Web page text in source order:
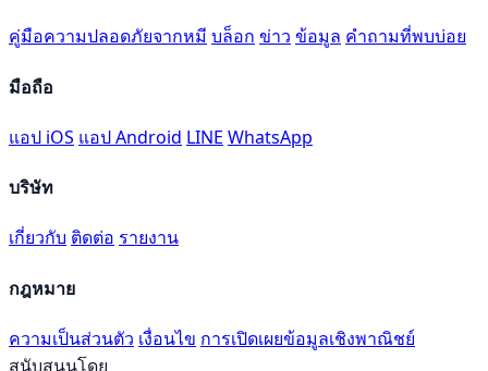
คู่มือความปลอดภัยจากหมี บล็อก ข่าว ข้อมูล คำถามที่พบบ่อย
มือถือ
แอป iOS แอป Android LINE WhatsApp
บริษัท
เกี่ยวกับ ติดต่อ รายงาน
กฎหมาย
ความเป็นส่วนตัว เงื่อนไข การเปิดเผยข้อมูลเชิงพาณิชย์
สนับสนุนโดย